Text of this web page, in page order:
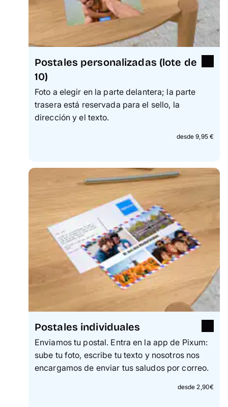
Postales personalizadas (lote de
10)
Foto a elegir en la parte delantera; la parte
trasera está reservada para el sello, la
dirección y el texto.
desde 9,95 €
Postales individuales
Enviamos tu postal. Entra en la app de Pixum:
sube tu foto, escribe tu texto y nosotros nos
encargamos de enviar tus saludos por correo.
desde 2,90€